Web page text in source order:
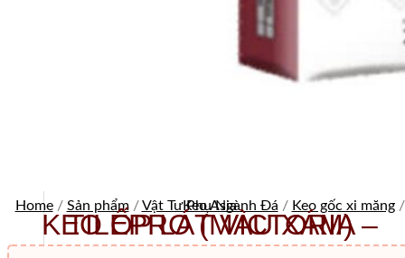
Home / Sản phẩm / Vật Tư Phụ Ngành Đá / Keo gốc xi măng /
Keo Asia
KEO ỐP LÁT VICTORIA – TILEPRO (MÀU XÁM)